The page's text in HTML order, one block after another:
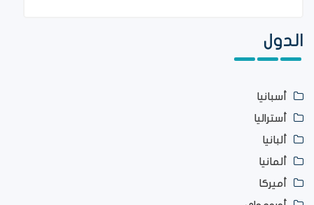
الدول
أسبانيا
أستراليا
ألبانيا
ألمانيا
أميركا